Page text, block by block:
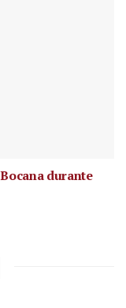
durante